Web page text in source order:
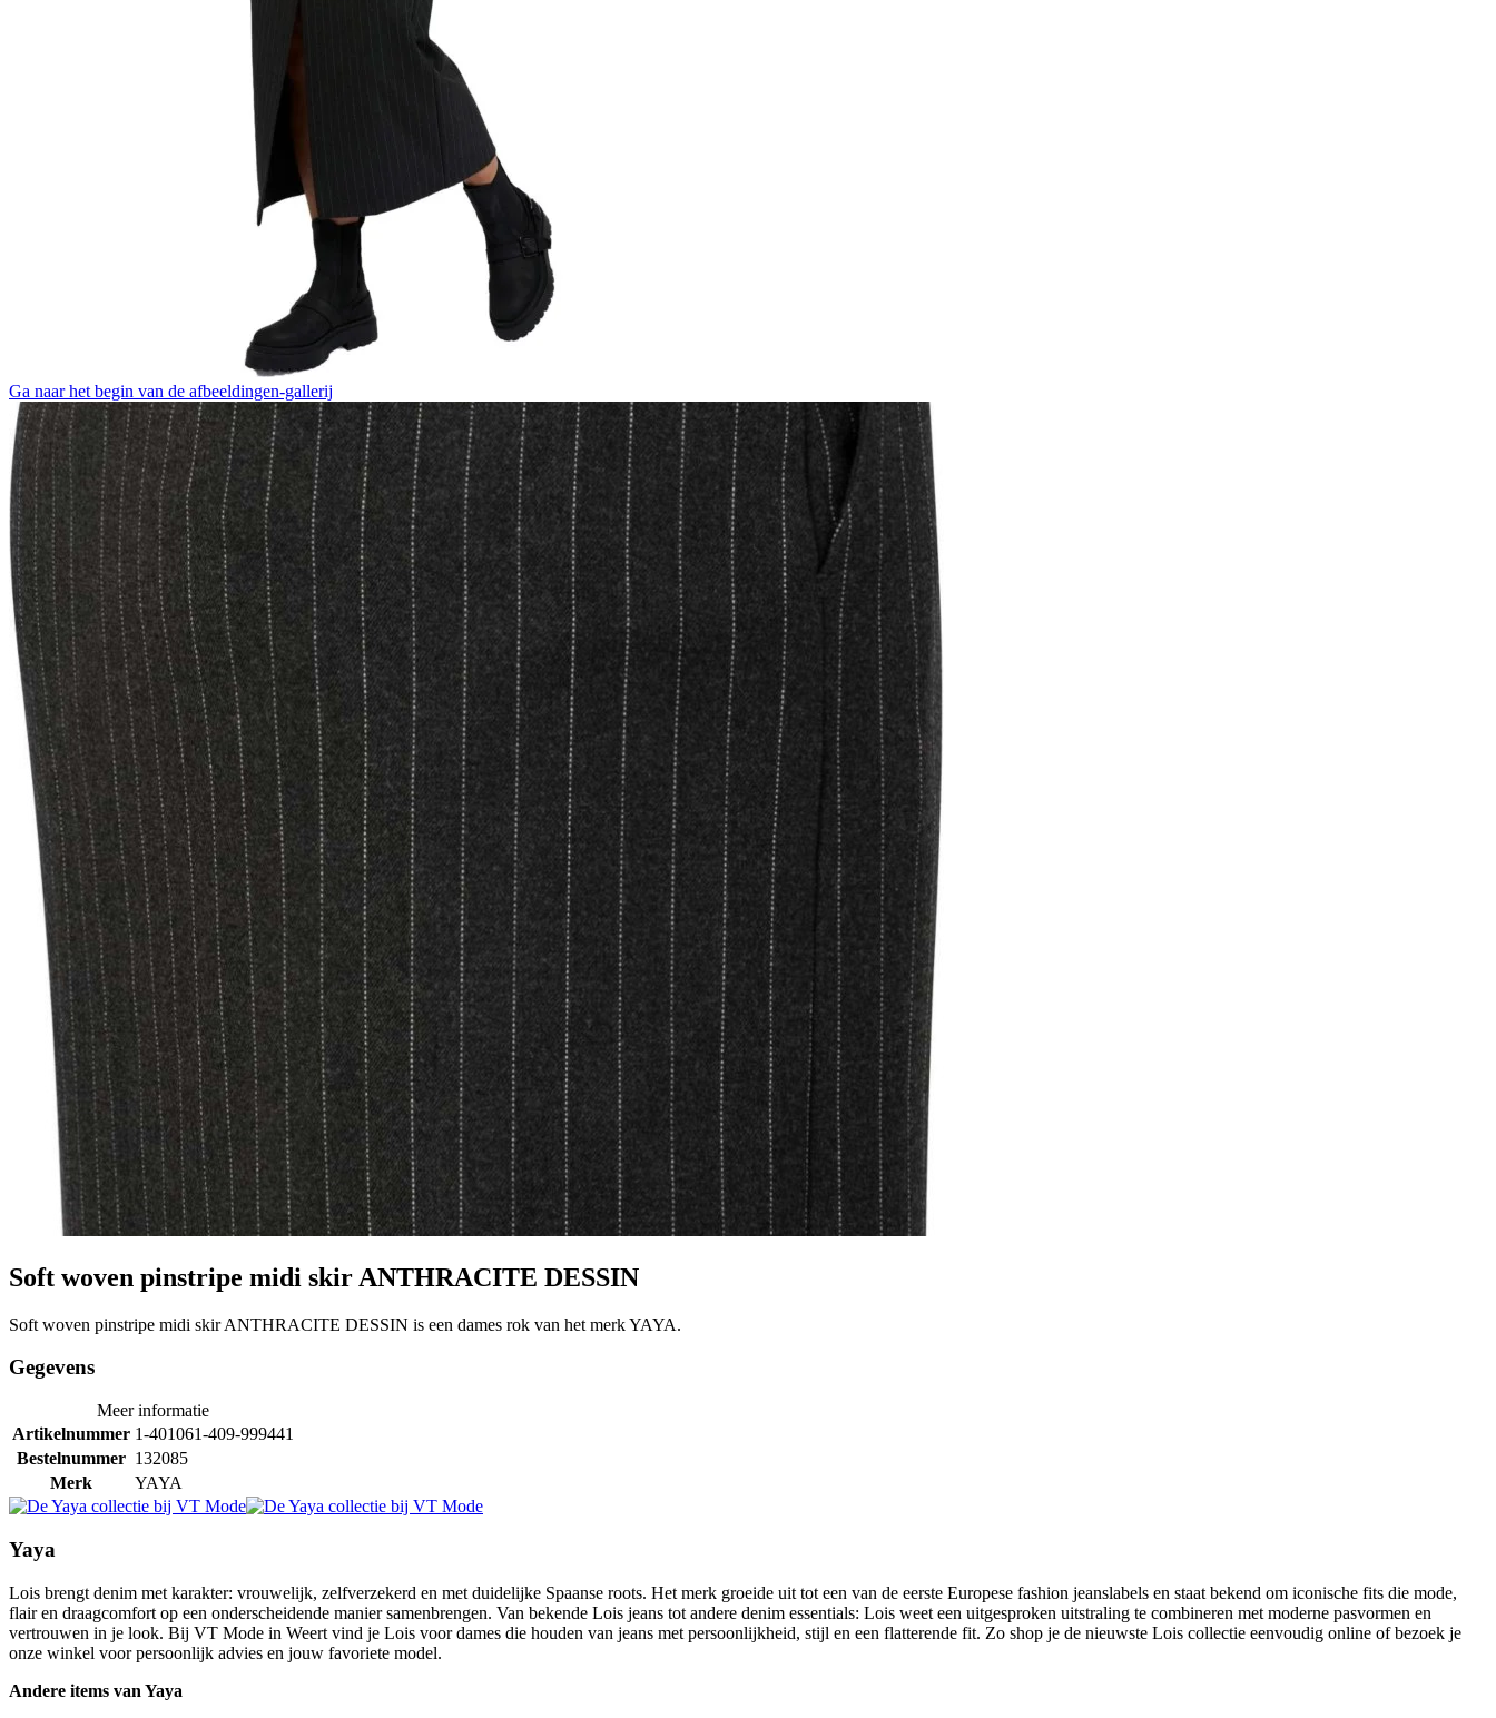
Ga naar het begin van de afbeeldingen-gallerij
Soft woven pinstripe midi skir ANTHRACITE DESSIN
Soft woven pinstripe midi skir ANTHRACITE DESSIN is een dames rok van het merk YAYA.
Gegevens
Meer informatie
Artikelnummer 1-401061-409-999441
Bestelnummer 132085
Merk
YAYA
Yaya
Lois brengt denim met karakter: vrouwelijk, zelfverzekerd en met duidelijke Spaanse roots. Het merk groeide uit tot een van de eerste Europese fashion jeanslabels en staat bekend om iconische fits die mode,
flair en draagcomfort op een onderscheidende manier samenbrengen. Van bekende Lois jeans tot andere denim essentials: Lois weet een uitgesproken uitstraling te combineren met moderne pasvormen en
vertrouwen in je look. Bij VT Mode in Weert vind je Lois voor dames die houden van jeans met persoonlijkheid, stijl en een flatterende fit. Zo shop je de nieuwste Lois collectie eenvoudig online of bezoek je
onze winkel voor persoonlijk advies en jouw favoriete model.
Andere items van Yaya